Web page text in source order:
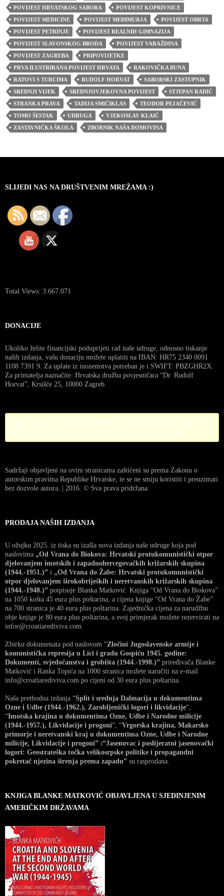
POVIJEST HRVATSKOG SABORA
POVIJEST KOPRIVNICE
POVIJEST MEDICINE
POVIJEST MEĐIMURJA
POVIJEST OBRTA
POVIJEST PETRINJE
POVIJEST REALNIH GIMNAZIJA
POVIJEST SLAVONSKOG BRODA
POVIJEST VARAŽDINA
POVIJEST ZAGREBA
PRIPOVIJETKE
PRVA ILUSTRIRANA POVIJEST HRVATA
RAKOVIČKA BUNA
RATOVI S TURCIMA
RUDOLF HORVAT
SABORSKI ZASTUPNIK
SREDNJI VIJEK
SREDNJOVJEKOVNA POVIJEST
STJEPAN RADIĆ
STRANKA PRAVA
TADIJA SMIČIKLAS
TEODOR PEJAČEVIĆ
TOMO ŠESTAK
UDRUGA
VJEKOSLAV KLAIĆ
ZASTAVNIČKA ŠKOLA
ZBORNIK NAŠA DOMOVINA
SLIJEDI NAS NA DRUŠTVENIM MREŽAMA :)
Total Views: 3.667.071
DONACIJE
Ukoliko želite financijski poduprijeti rad naše udruge, odnosno tiskanje
naših izdanja, vašu donaciju možete uplatiti na IBAN: HR75 2340 0091
1108 7391 9. Za uplate iz inozemstva potreban je i SWIFT: PBZGHR2X.
Za primatelja naznačite: Hrvatska družba povjesničara “Dr. Rudolf
Horvat”, Krsišće 25, 10000 Zagreb.
Sadržaji objavljeni na ovim stranicama zaštićeni su prema Zakonu o
autorskim pravima Republike Hrvatske, te se ne smiju koristiti i preuzimati
bez dozvole autora. | 2016. © Sva prava pridržana
PRODAJA NAŠIH IZDANJA
U ožujku 2025. iz tiska su izašla nova izdanja naše udruge koja pod
naslovima „Od Vrana do Biokova: Hrvatski protukomunistički otpor
djelovanjem imotskih i zapadnohercegovačkih križarskih skupina
(1944.-1951.)” i „Od Vrana do Žabe: Hrvatski protukomunistički
otpor djelovanjem širokobrijeških i neretvanskih križarskih skupina
(1944.-1948.)” potpisuje Blanka Matković. Knjiga “Od Vrana do Biokova”
na 1050 košta 45 eura plus poštarina, a cijena knjige “Od Vrana do Žabe”
na 700 stranica je 40 eura plus poštarina. Zajednička cijena za narudžbu
obje knjige je 80 eura plus poštarina, a svoj primjerak možete rezervirati na
infor@croatiarediviva.com.
Zbirku dokumenata pod naslovom “Zločini Jugoslavenske armije i
komunistička represija u Lici i gradu Gospiću 1945. godine:
Dokumenti, svjedočanstva i grobišta (1944.-1998.)” priređivača Blanke
Matković i Ranka Topića na 1000 stranica možete naručiti na e-mail
info@croatiarediviva.com po cijeni od 30 eura plus poštarina.
Naša prethodna izdanja “Split i srednja Dalmacija u dokumentima
Ozne i Udbe (1944.-1962.), Zarobljenički logori i likvidacije“,
“Imotska krajina u dokumentima Ozne, Udbe i Narodne milicije
(1944.-1957.), Likvidacije i progoni“, “Vrgorska krajina, Makarsko
primorje i neretvanski kraj u dokumentima Ozne, Udbe i Narodne
milicije, Likvidacije i progoni” i“Jasenovac i poslijeratni jasenovački
logori: Geostrateška točka velikosrpske politike i propagandni
pokretač njezina širenja prema zapadu” su rasprodana.
KNJIGA BLANKE MATKOVIĆ OBJAVLJENA U SJEDINJENIM
AMERIČKIM DRŽAVAMA